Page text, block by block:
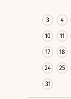
3 4
10 11
17 18
24 25
31